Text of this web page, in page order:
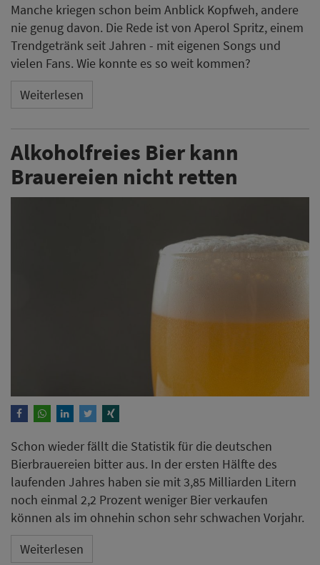
Manche kriegen schon beim Anblick Kopfweh, andere
nie genug davon. Die Rede ist von Aperol Spritz, einem
Trendgetränk seit Jahren - mit eigenen Songs und
vielen Fans. Wie konnte es so weit kommen?
Weiterlesen
Alkoholfreies Bier kann
Brauereien nicht retten
Schon wieder fällt die Statistik für die deutschen
Bierbrauereien bitter aus. In der ersten Hälfte des
laufenden Jahres haben sie mit 3,85 Milliarden Litern
noch einmal 2,2 Prozent weniger Bier verkaufen
können als im ohnehin schon sehr schwachen Vorjahr.
Weiterlesen